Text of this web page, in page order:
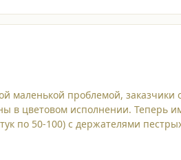
маленькой проблемой,
в цветовом исполнении. Теперь
по 50-100) с держателями